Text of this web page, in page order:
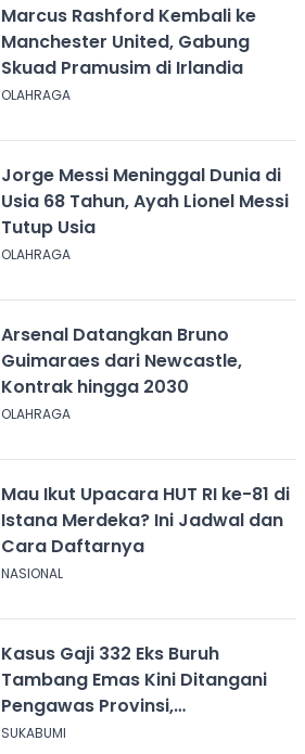
Marcus Rashford Kembali ke
Manchester United, Gabung
Skuad Pramusim di Irlandia
OLAHRAGA
Jorge Messi Meninggal Dunia di
Usia 68 Tahun, Ayah Lionel Messi
Tutup Usia
OLAHRAGA
Arsenal Datangkan Bruno
Guimaraes dari Newcastle,
Kontrak hingga 2030
OLAHRAGA
Mau Ikut Upacara HUT RI ke-81 di
Istana Merdeka? Ini Jadwal dan
Cara Daftarnya
NASIONAL
Kasus Gaji 332 Eks Buruh
Tambang Emas Kini Ditangani
Pengawas Provinsi,
Disnakertrans Sukabumi Terus
SUKABUMI